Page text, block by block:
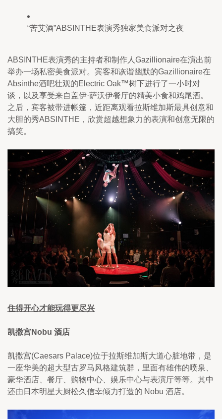
“苦艾酒”ABSINTHE表演秀独家美食派对之夜
ABSINTHE表演秀的主持者和制作人Gazillionaire在演出前
举办一场私密美食派对。宾客和诙谐幽默的Gazillionaire在
Absinthe酒吧壮观的Electric Oak™树下进行了一小时对
谈，以及享受来自盖伊·萨沃伊餐厅的精美小食和鸡尾酒。
之后，宾客被带进帐篷，近距离观看拉斯维加斯最具创意和
大胆的秀ABSINTHE，欣赏超越想象力的表演和创意无限的
搞笑。
住得开心才能玩得更尽兴
凯撒宫Nobu 酒店
凯撒宫(Caesars Palace)位于拉斯维加斯大道心脏地带，是
一座华美的超大型古罗马风格建筑群，里面有雄伟的喷泉、
豪华酒店、餐厅、购物中心、娱乐中心与表演厅等等。其中
还由日本明星大厨松久信幸倾力打造的 Nobu 酒店。